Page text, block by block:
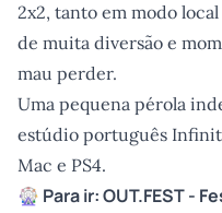
2x2, tanto em modo
de muita diversão e
mau perder.
Uma pequena pérola
estúdio português
Mac e PS4.
🎡 Para ir:OUT.FEST -